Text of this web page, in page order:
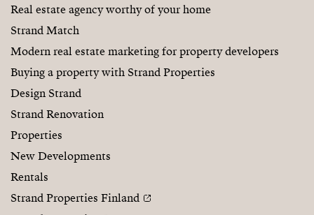
Real estate agency worthy of your home
Strand Match
Modern real estate marketing for property developers
Buying a property with Strand Properties
Design Strand
Strand Renovation
Properties
New Developments
Rentals
Strand Properties Finland